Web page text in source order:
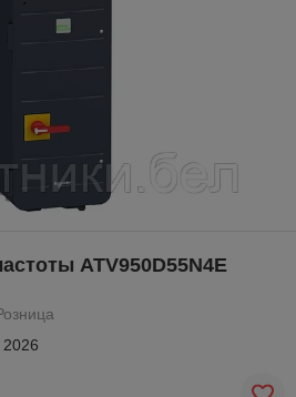
ATV950D55N4E
2026